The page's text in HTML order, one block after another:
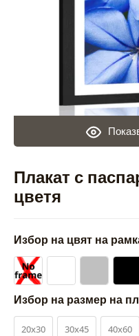
Плакат с
цветя
Избор на цвят на
Избор на размер на
20x30 30x45 40x60